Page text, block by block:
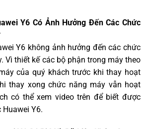
Y6 Có Ảnh Hưởng Đến Các Chức
Y6 không ảnh hưởng đến các chức
Vì thiết kế các bộ phận trong máy theo
của quý khách trước khi thay hoạt
thay xong chức năng máy vẫn hoạt
có thể xem video trên để biết được
Y6.